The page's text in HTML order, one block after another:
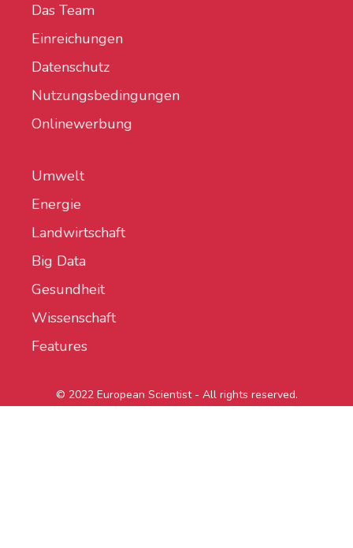
Das Team
Einreichungen
Datenschutz
Nutzungsbedingungen
Onlinewerbung
Umwelt
Energie
Landwirtschaft
Big Data
Gesundheit
Wissenschaft
Features
© 2022 European Scientist - All rights reserved.